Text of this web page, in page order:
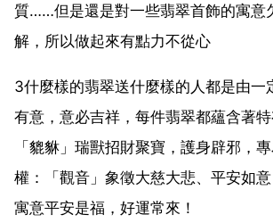
質……但是還是對一些翡翠首飾的寓意
解，所以做起來有點力不從心
3什麼樣的翡翠送什麼樣的人都是由一
有意，意必吉祥，每件翡翠都蘊含著特
「貔貅」瑞獸招財聚寶，護身辟邪，
權：「觀音」象徵大慈大悲、平安如
寓意平安是福，好運常來！